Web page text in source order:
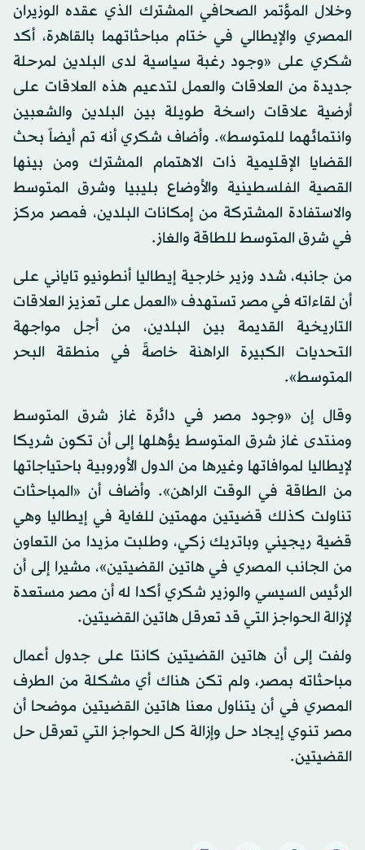
وخلال المؤتمر الصحافي المشترك الذي عقده الوزيران
المصري والإيطالي في ختام مباحثاتهما بالقاهرة، أكد
شكري على «وجود رغبة سياسية لدى البلدين لمرحلة
جديدة من العلاقات والعمل لتدعيم هذه العلاقات على
أرضية علاقات راسخة طويلة بين البلدين والشعبين
وانتمائهما للمتوسط». وأضاف شكري أنه تم أيضاً بحث
القضايا الإقليمية ذات الاهتمام المشترك ومن بينها
القصية الفلسطينية والأوضاع بليبيا وشرق المتوسط
والاستفادة المشتركة من إمكانات البلدين، فمصر مركز
في شرق المتوسط للطاقة والغاز.
من جانبه، شدد وزير خارجية إيطاليا أنطونيو تاياني على
أن لقاءاته في مصر تستهدف «العمل على تعزيز العلاقات
التاريخية القديمة بين البلدين، من أجل مواجهة
التحديات الكبيرة الراهنة خاصةً في منطقة البحر
المتوسط».
وقال إن «وجود مصر في دائرة غاز شرق المتوسط
ومنتدى غاز شرق المتوسط يؤهلها إلى أن تكون شريكا
لإيطاليا لموافاتها وغيرها من الدول الأوروبية باحتياجاتها
من الطاقة في الوقت الراهن». وأضاف أن «المباحثات
تناولت كذلك قضيتين مهمتين للغاية في إيطاليا وهي
قضية ريجيني وباتريك زكي، وطلبت مزيدا من التعاون
من الجانب المصري في هاتين القضيتين»، مشيرا إلى أن
الرئيس السيسي والوزير شكري أكدا له أن مصر مستعدة
لإزالة الحواجز التي قد تعرقل هاتين القضيتين.
ولفت إلى أن هاتين القضيتين كانتا على جدول أعمال
مباحثاته بمصر، ولم تكن هناك أي مشكلة من الطرف
المصري في أن يتناول معنا هاتين القضيتين موضحا أن
مصر تنوي إيجاد حل وإزالة كل الحواجز التي تعرقل حل
القضيتين.